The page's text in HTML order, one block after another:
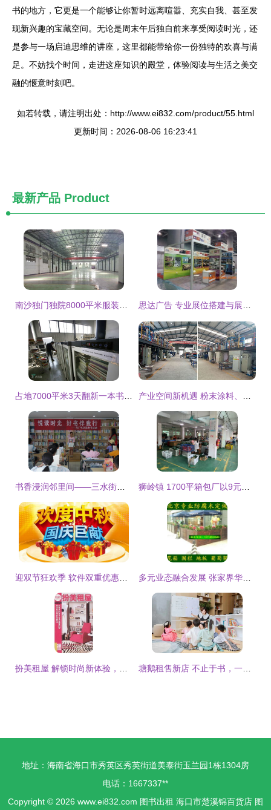
书的地方，它更是一个能够让你暂时远离喧嚣、充实自我、甚至发
现新兴趣的宝藏空间。无论是周末午后独自前来享受阅读时光，还
是参与一场启迪思维的讲座，这里都能带给你一份独特的欢喜与满
足。不妨找个时间，走进这座知识的殿堂，体验阅读与生活之美交
融的惬意时刻吧。
如若转载，请注明出处：http://www.ei832.com/product/55.html
更新时间：2026-08-06 16:23:41
最新产品 Product
南沙独门独院8000平米服装简易厂房出租，赋能产业升级新空间 思达广告 专业展位搭建与展台设计，一站式优质服务解决方案
占地7000平米3天翻新一本书 探秘二手书的“速生”魔法工厂 产业空间新机遇 粉末涂料、塑粉与油漆涂料厂的租售服务指南
书香浸润邻里间——三水街道马厂社区“悦读时光”图书出租活动 狮岭镇 1700平箱包厂以9元超低单价分租，探索产业空间高效利用新路径
迎双节狂欢季 软件双重优惠重磅来袭，图书出租限时特惠 多元业态融合发展 张家界华中希望读书社的经营之道
扮美租屋 解锁时尚新体验，服装出租的无限可能 塘鹅租售新店 不止于书，一场关于生活的社区实验
地址：海南省海口市秀英区秀英街道美泰街玉兰园1栋1304房
电话：1667337**
Copyright © 2026 www.ei832.com 图书出租 海口市楚溪锦百货店 图